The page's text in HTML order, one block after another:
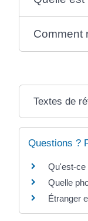
Comment
Textes de
Questions ?
Qu'est-ce
Quelle
Étranger